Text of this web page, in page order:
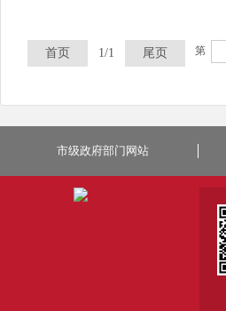
首页 1/1 尾页 第
市级政府部门网站